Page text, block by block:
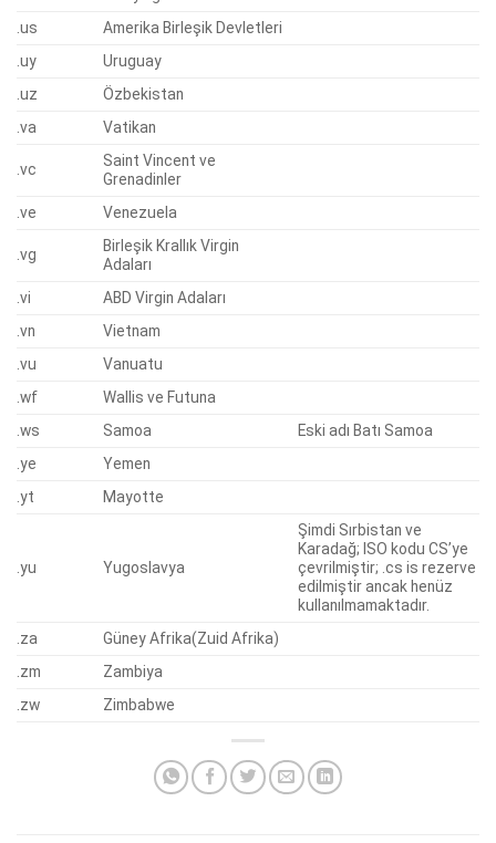
.us
Amerika Birleşik Devletleri
.uy
Uruguay
.uz
Özbekistan
.va
Vatikan
.vc
Saint Vincent ve
Grenadinler
.ve
Venezuela
.vg
Birleşik Krallık Virgin
Adaları
.vi
ABD Virgin Adaları
.vn
Vietnam
.vu
Vanuatu
.wf
Wallis ve Futuna
.ws
Samoa
Eski adı Batı Samoa
.ye
Yemen
.yt
Mayotte
.yu Yugoslavya
Şimdi Sırbistan ve
Karadağ; ISO kodu CS’ye
çevrilmiştir; .cs is rezerve
edilmiştir ancak henüz
kullanılmamaktadır.
.za
Güney Afrika(Zuid Afrika)
.zm
Zambiya
.zw
Zimbabwe